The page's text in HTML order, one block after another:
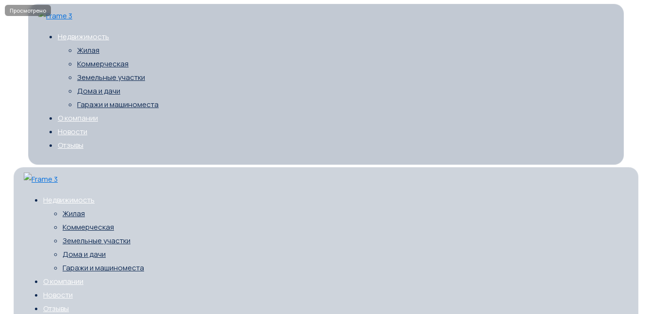
Недвижимость
Жилая
Коммерческая
Земельные участки
Дома и дачи
Гаражи и машиноместа
О компании
Новости
Отзывы
Недвижимость
Жилая
Коммерческая
Земельные участки
Дома и дачи
Гаражи и машиноместа
О компании
Новости
Отзывы